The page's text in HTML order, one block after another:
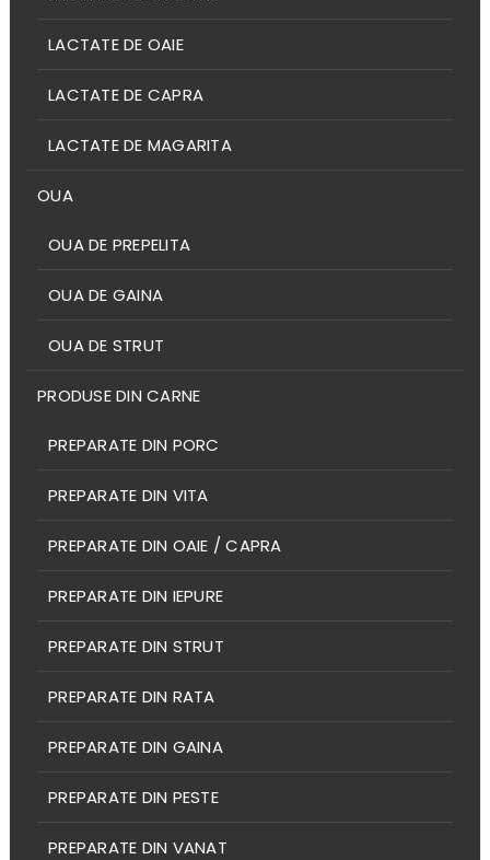
LACTATE DE OAIE
LACTATE DE CAPRA
LACTATE DE MAGARITA
OUA
OUA DE PREPELITA
OUA DE GAINA
OUA DE STRUT
PRODUSE DIN CARNE
PREPARATE DIN PORC
PREPARATE DIN VITA
PREPARATE DIN OAIE / CAPRA
PREPARATE DIN IEPURE
PREPARATE DIN STRUT
PREPARATE DIN RATA
PREPARATE DIN GAINA
PREPARATE DIN PESTE
PREPARATE DIN VANAT